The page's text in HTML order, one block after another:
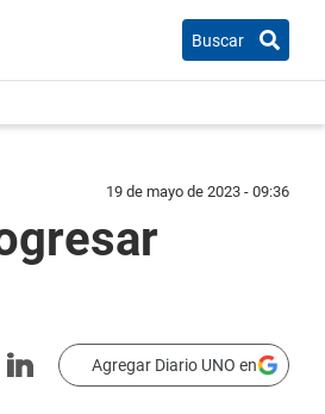
Buscar
19 de mayo de 2023 - 09:36
Agregar Diario UNO en